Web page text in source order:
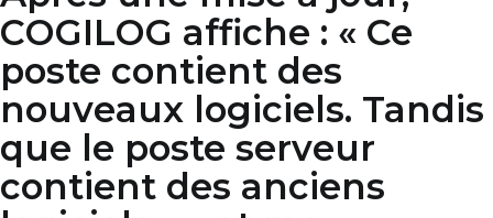
COGILOG affiche : « Ce
poste contient des
nouveaux logiciels. Tandis
que le poste serveur
contient des anciens